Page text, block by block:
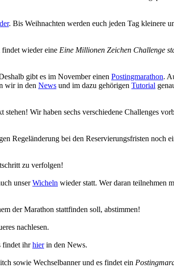
. Bis Weihnachten werden euch jeden Tag kleinere
findet wieder eine Eine Millionen Zeichen Challenge
gibt es im November einen Postingmarathon.
wir in den News und im dazu gehörigen Tutorial
Wir haben sechs verschiedene Challenges
Regeländerung bei den Reservierungsfristen noch
zu verfolgen!
unserWicheln wieder statt. Wer daran teilnehmen
der Marathon stattfinden soll, abstimmen!
nachlesen.
findet ihrhierin den News.
sowie Wechselbanner und es findet ein